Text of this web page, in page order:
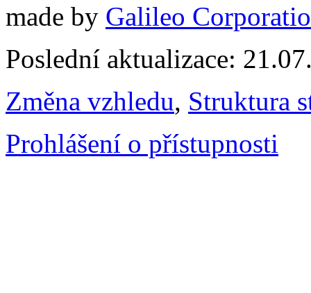
made by Galileo
Poslední aktualizace:
Změna vzhledu, Struktura
Prohlášení o přístupnosti